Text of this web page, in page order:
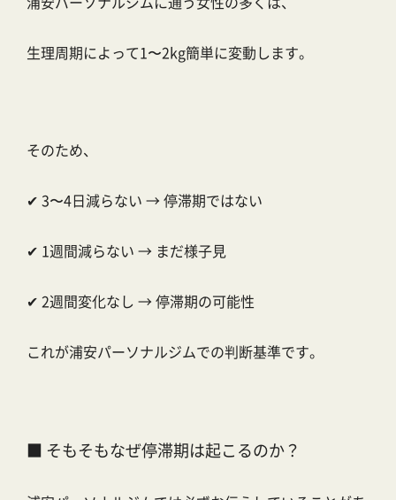
生理周期によって1〜2kg簡単に変動します。
そのため、
✔ 3〜4日減らない → 停滞期ではない
✔ 1週間減らない → まだ様子見
✔ 2週間変化なし → 停滞期の可能性
これが浦安パーソナルジムでの判断基準です。
■ そもそもなぜ停滞期は起こるのか？